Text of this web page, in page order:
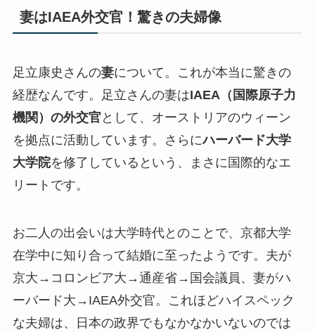
妻はIAEA外交官！驚きの夫婦像
足立康史さんの妻について。これが本当に驚きの
経歴なんです。足立さんの妻はIAEA（国際原子力
機関）の外交官 として、オーストリアのウィーン
を拠点に活動しています。さらにハーバード大学
大学院を修了しているという、まさに国際的なエ
リートです。
お二人の出会いは大学時代とのことで、京都大学
在学中に知り合って結婚に至ったようです。夫が
京大→コロンビア大→通産省→国会議員、妻がハ
ーバード大→IAEA外交官。
これほどハイスペック
な夫婦は、日本の政界でもなかなかいないのでは